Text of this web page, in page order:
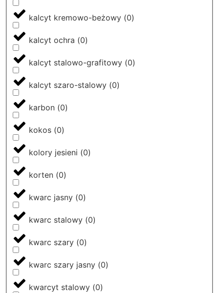
kalcyt kremowo-beżowy (0)
kalcyt ochra (0)
kalcyt stalowo-grafitowy (0)
kalcyt szaro-stalowy (0)
karbon (0)
kokos (0)
kolory jesieni (0)
korten (0)
kwarc jasny (0)
kwarc stalowy (0)
kwarc szary (0)
kwarc szary jasny (0)
kwarcyt stalowy (0)